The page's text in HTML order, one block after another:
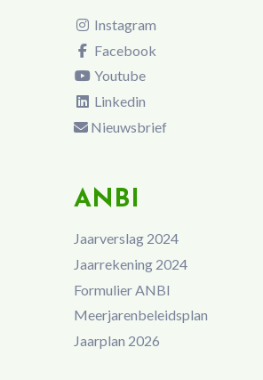
Instagram
Facebook
Youtube
Linkedin
Nieuwsbrief
ANBI
Jaarverslag 2024
Jaarrekening 2024
Formulier ANBI
Meerjarenbeleidsplan
Jaarplan 2026